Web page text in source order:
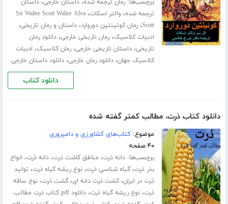
برچسب‌ها:رمان ترجمه شده،داستان خارجی،داستان
ترجمه شده، والتر اسکات،Sir Walter Scott Walter Alva
Scott،رمان کوئینتین دوروارد،داستان و رمان تاریخی،
ادبیات کلاسیک،رمان تاریخی خارجی،دانلود رمان
تاریخی،داستان تاریخی خارجی،رمان کلاسیک، ادبیات
کلاسیک جهان،دانلود رمان خارجی،دانلود داستان خارجی
دانلود کتاب
دانلود کتاب ذرت، مطالب کمتر گفته شده
موضوع:کتاب‌های کشاورزی و دامپروری
۴۰ صفحه
برچسب‌ها:دانه ذرت، مناطق کاشت ذرت،دانه ذرت، انواع
بذر ذرت،گیاه شناسی ذرت،نوع ریشه گیاه ذرت، تولید
ذرت در ایران،کشت ذرت دانه ای،گشت ذرت،نوع ساقه
ذرت،نوع ریشه گیاه ذرت،
دانلود pdf کتاب ذرت مطالب